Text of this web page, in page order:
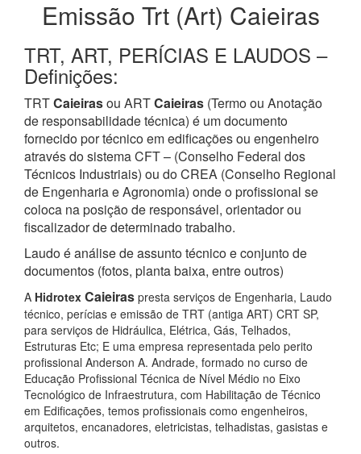
Emissão Trt (Art) Caieiras
TRT, ART, PERÍCIAS E LAUDOS –
Definições:
TRTCaieirasou ARTCaieiras (Termo ou Anotação
de responsabilidade técnica) é um documento
fornecido por técnico em edificações ou engenheiro
através do sistema CFT – (Conselho Federal dos
Técnicos Industriais) ou do CREA (Conselho Regional
de Engenharia e Agronomia) onde o profissional se
coloca na posição de responsável, orientador ou
fiscalizador de determinado trabalho.
Laudo é análise de assunto técnico e conjunto de
documentos (fotos, planta baixa, entre outros)
A Hidrotex Caieiras presta serviços de Engenharia, Laudo
técnico, perícias e emissão de TRT (antiga ART) CRT SP,
para serviços de Hidráulica, Elétrica, Gás, Telhados,
Estruturas Etc; E uma empresa representada pelo perito
profissional Anderson A. Andrade, formado no curso de
Educação Profissional Técnica de Nível Médio no Eixo
Tecnológico de Infraestrutura, com Habilitação de Técnico
em Edificações, temos profissionais como engenheiros,
arquitetos, encanadores, eletricistas, telhadistas, gasistas e
outros.